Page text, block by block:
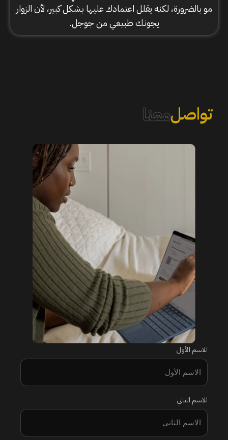
مو بالضرورة، لكنه يقلل اعتمادك عليها بشكل كبير، لأن الزوار
يجونك طبيعي من جوجل.
تواصلمعنا
الاسم الأول
الاسم الثاني